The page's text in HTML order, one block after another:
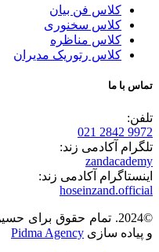
کلاس فن بیان
کلاس سخنوری
کلاس مناظره
کلاس رتوریک مدیران
تماس با ما
تلفن:
9972 2842 021
تلگرام آکادمی زند:
zandacademy
اینستاگرام آکادمی زند:
hoseinzand.official
©2024. تمام حقوق
و پیاده سازی Pidma Agency